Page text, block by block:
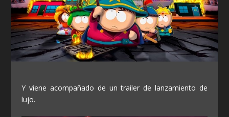
Y viene acompañado de un trailer de lanzamiento de
lujo.